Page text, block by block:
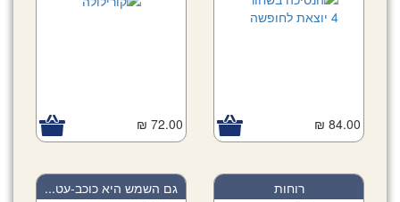
84.00 ₪
72.00 ₪
רוחות גם השמש היא כוכב-עט...